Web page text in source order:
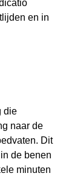
en in
die
naar de
Dit
de benen
minuten